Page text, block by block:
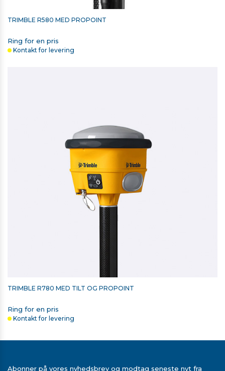
TRIMBLE LADER OG 2 STK. BATTERIER TIL T7 OG TSC7
TRIMBLE R580 MED PROPOINT
Ring for en pris
Kontakt for levering
TRIMBLE R780 MED TILT OG PROPOINT
Ring for en pris
Kontakt for levering
Abonner på vores nyhedsbrev og modtag seneste nyt fra